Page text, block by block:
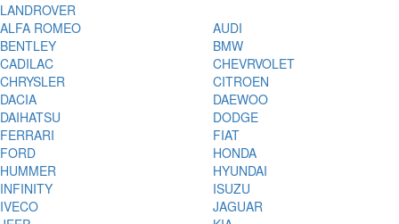
LANDROVER
ALFA ROMEO
AUDI
BENTLEY
BMW
CADILAC
CHEVRVOLET
CHRYSLER
CITROEN
DACIA
DAEWOO
DAIHATSU
DODGE
FERRARI
FIAT
FORD
HONDA
HUMMER
HYUNDAI
INFINITY
ISUZU
IVECO
JAGUAR